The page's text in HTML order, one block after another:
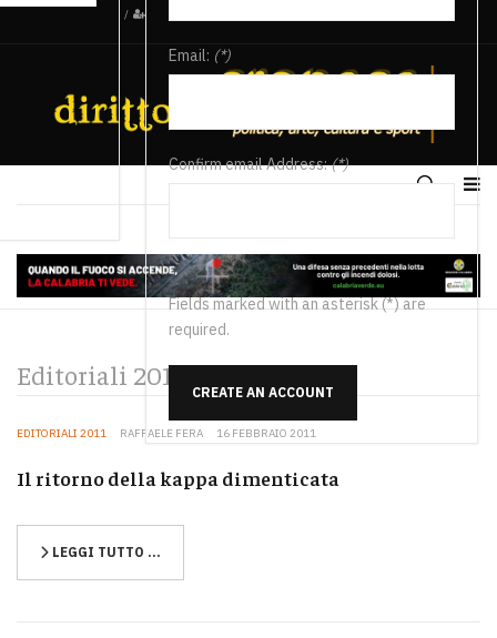
/
Email: (*)
Confirm email Address:(*)
Fields marked with an asterisk (*) are
required.
CREATE AN ACCOUNT
Editoriali 2011
EDITORIALI 2011 RAFFAELE FERA 16 FEBBRAIO 2011
Il ritorno della kappa dimenticata
LEGGI TUTTO …